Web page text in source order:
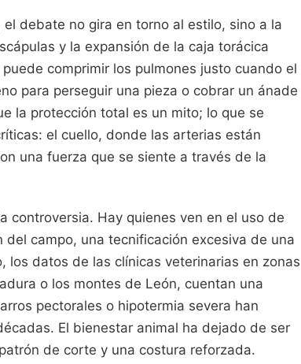
debate no gira en torno al estilo, sino a la
y la expansión de la caja torácica
comprimir los pulmones justo cuando el
para perseguir una pieza o cobrar un ánade
la protección total es un mito; lo que se
el cuello, donde las arterias están
una fuerza que se siente a través de la
controversia. Hay quienes ven en el uso de
campo, una tecnificación excesiva de una
datos de las clínicas veterinarias en zonas
o los montes de León, cuentan una
pectorales o hipotermia severa han
El bienestar animal ha dejado de ser
de corte y una costura reforzada.